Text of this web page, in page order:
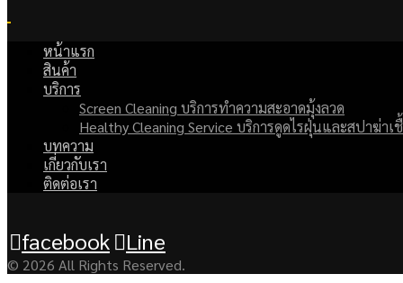
หน้าแรก
สินค้า
บริการ
Screen Cleaning บริการทำความสะอาดมุ้งลวด
Healthy Cleaning Service บริการดูดไรฝุ่นและสปาฆ่าเ
บทความ
เกี่ยวกับเรา
ติดต่อเรา
facebook Line
© 2026 All Rights Reserved.